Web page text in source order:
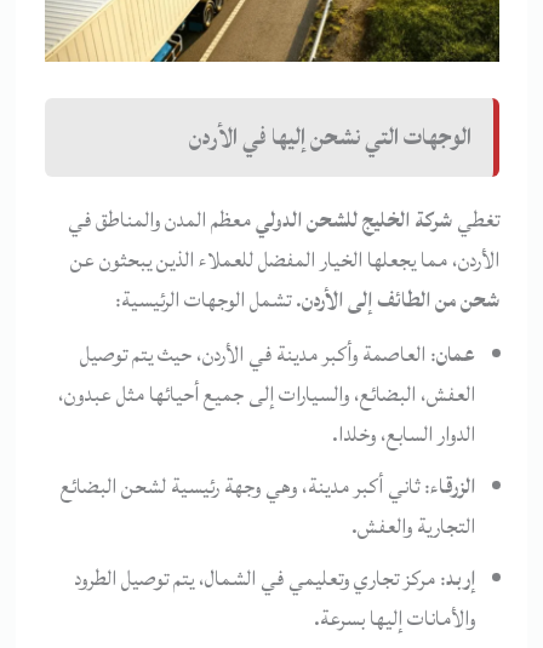
الوجهات التي نشحن إليها في الأردن
تغطيشركة الخليج للشحن الدوليمعظم المدن والمناطق في
الأردن، مما يجعلها الخيار المفضل للعملاء الذين يبحثون عن
شحن من الطائف إلى الأردن. تشمل الوجهات الرئيسية:
عمان: العاصمة وأكبر مدينة في الأردن، حيث يتم توصيل
العفش، البضائع، والسيارات إلى جميع أحيائها مثل عبدون،
الدوار السابع، وخلدا.
الزرقاء: ثاني أكبر مدينة، وهي وجهة رئيسية لشحن البضائع
التجارية والعفش.
إربد: مركز تجاري وتعليمي في الشمال، يتم توصيل الطرود
والأمانات إليها بسرعة.